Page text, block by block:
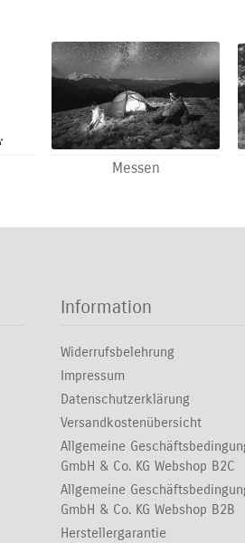
Messen
Information
Widerrufsbelehrung
Impressum
Datenschutzerklärung
Versandkostenübersicht
Allgemeine
GmbH & Co. KG Webshop B2C
Allgemeine
GmbH & Co. KG Webshop B2B
Herstellergarantie